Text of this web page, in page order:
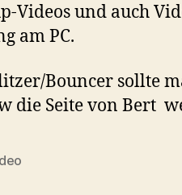
Videos und auch
am PC.
Bouncer sollte
die Seite von Bert